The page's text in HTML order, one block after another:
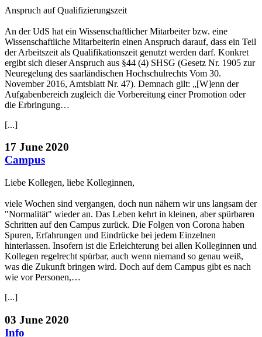
Anspruch auf Qualifizierungszeit
An der UdS hat ein Wissenschaftlicher Mitarbeiter bzw. eine
Wissenschaftliche Mitarbeiterin einen Anspruch darauf, dass ein Teil
der Arbeitszeit als Qualifikationszeit genutzt werden darf. Konkret
ergibt sich dieser Anspruch aus §44 (4) SHSG (Gesetz Nr. 1905 zur
Neuregelung des saarländischen Hochschulrechts Vom 30.
November 2016, Amtsblatt Nr. 47). Demnach gilt: „[W]enn der
Aufgabenbereich zugleich die Vorbereitung einer Promotion oder
die Erbringung…
[...]
17 June 2020
Campus
Liebe Kollegen, liebe Kolleginnen,
viele Wochen sind vergangen, doch nun nähern wir uns langsam der
"Normalität" wieder an. Das Leben kehrt in kleinen, aber spürbaren
Schritten auf den Campus zurück. Die Folgen von Corona haben
Spuren, Erfahrungen und Eindrücke bei jedem Einzelnen
hinterlassen. Insofern ist die Erleichterung bei allen Kolleginnen und
Kollegen regelrecht spürbar, auch wenn niemand so genau weiß,
was die Zukunft bringen wird. Doch auf dem Campus gibt es nach
wie vor Personen,…
[...]
03 June 2020
Info